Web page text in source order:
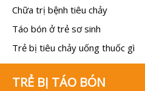
Chữa trị bệnh tiêu chảy
Táo bón ở trẻ sơ sinh
Trẻ bị tiêu chảy uống thuốc gì
TRẺ BỊ TÁO BÓN